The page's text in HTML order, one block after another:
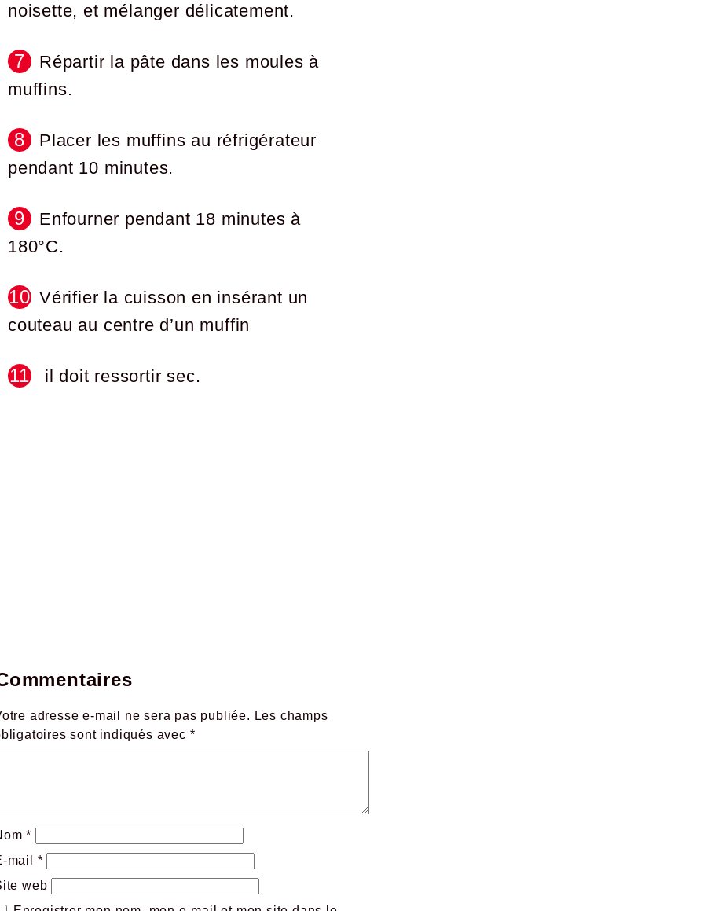
noisette, et mélanger délicatement.
Répartir la pâte dans les moules à
muffins.
Placer les muffins au réfrigérateur
pendant 10 minutes.
Enfourner pendant 18 minutes à
180°C.
Vérifier la cuisson en insérant un
couteau au centre d’un muffin
il doit ressortir sec.
Commentaires
adresse e-mail ne sera pas publiée. Les champs
sont indiqués avec *
*
mail *
web